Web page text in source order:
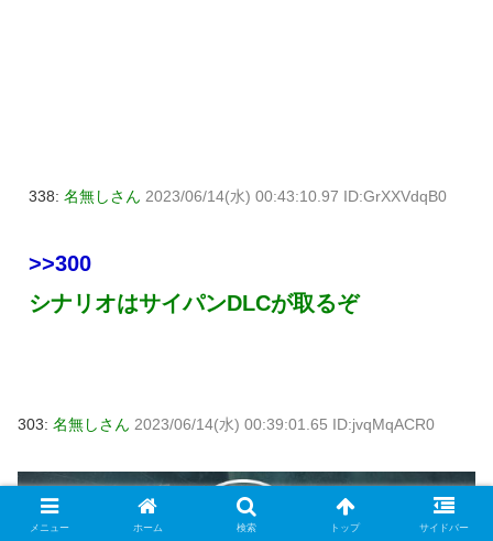
338: 名無しさん 2023/06/14(水) 00:43:10.97 ID:GrXXVdqB0
>>300
シナリオはサイパンDLCが取るぞ
303: 名無しさん 2023/06/14(水) 00:39:01.65 ID:jvqMqACR0
メニュー ホーム 検索 トップ サイドバー